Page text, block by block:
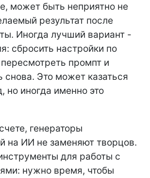
может быть неприятно не
результат после
Иногда лучший вариант -
сбросить настройки по
промпт и
снова. Это может казаться
но иногда именно это
генераторы
на ИИ не заменяют творцов.
для работы с
нужно время, чтобы